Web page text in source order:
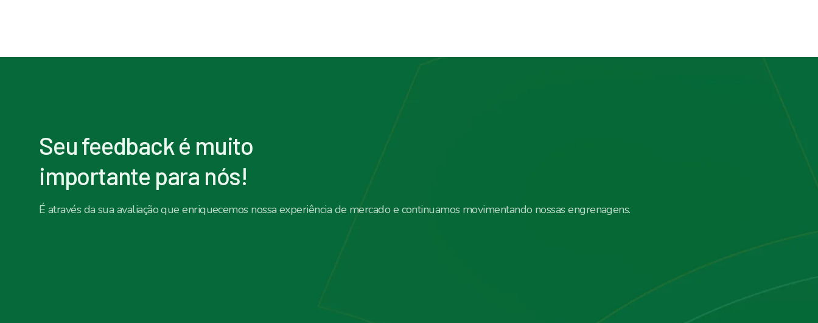
Seu feedback é muito
importante para nós!
É através da sua avaliação que enriquecemos nossa experiência de mercado e continuamos movimentando nossas engrenagens.